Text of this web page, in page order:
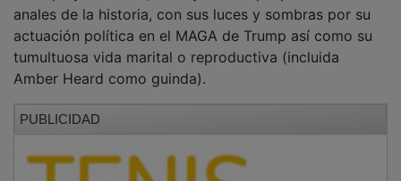
actuación política en el MAGA de Trump así como su
tumultuosa vida marital o reproductiva (incluida
Amber Heard como guinda).